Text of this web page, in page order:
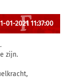
01-2021 11:37:00
zijn.